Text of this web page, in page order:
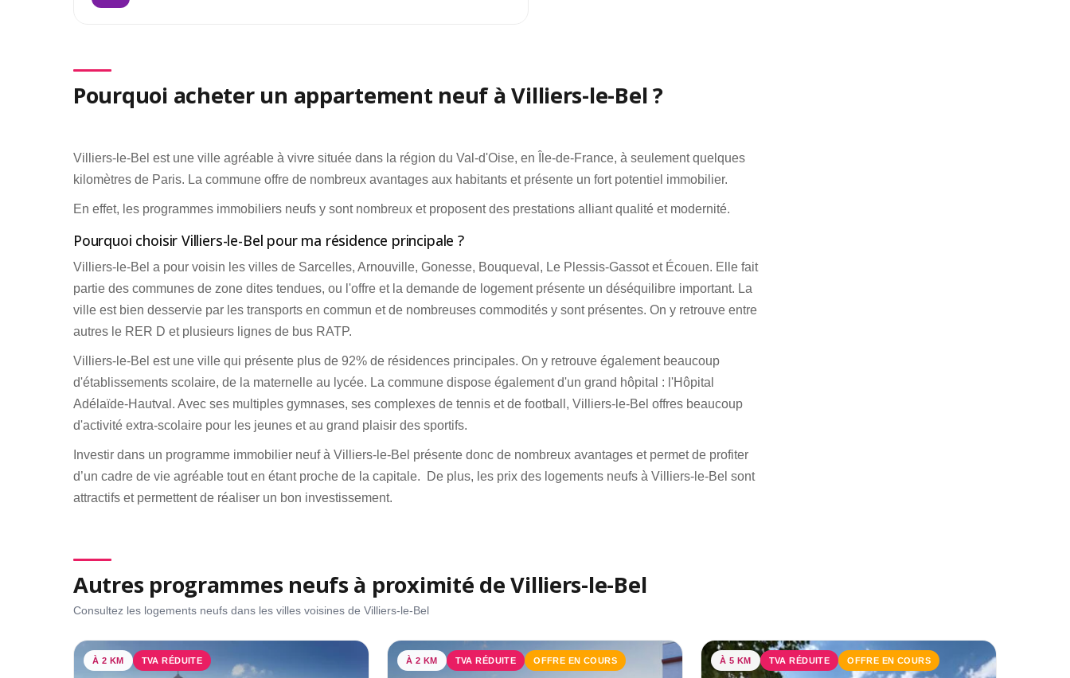
Pourquoi acheter un appartement neuf à Villiers-le-Bel ?
Villiers-le-Bel est une ville agréable à vivre située dans la région du Val-d'Oise, en Île-de-France, à seulement quelques
kilomètres de Paris. La commune offre de nombreux avantages aux habitants et présente un fort potentiel immobilier.
En effet, les programmes immobiliers neufs y sont nombreux et proposent des prestations alliant qualité et modernité.
Pourquoi choisir Villiers-le-Bel pour ma résidence principale ?
Villiers-le-Bel a pour voisin les villes de Sarcelles, Arnouville, Gonesse, Bouqueval, Le Plessis-Gassot et Écouen. Elle fait
partie des communes de zone dites tendues, ou l'offre et la demande de logement présente un déséquilibre important. La
ville est bien desservie par les transports en commun et de nombreuses commodités y sont présentes. On y retrouve entre
autres le RER D et plusieurs lignes de bus RATP.
Villiers-le-Bel est une ville qui présente plus de 92% de résidences principales. On y retrouve également beaucoup
d'établissements scolaire, de la maternelle au lycée. La commune dispose également d'un grand hôpital : l'Hôpital
Adélaïde-Hautval. Avec ses multiples gymnases, ses complexes de tennis et de football, Villiers-le-Bel offres beaucoup
d'activité extra-scolaire pour les jeunes et au grand plaisir des sportifs.
Investir dans un programme immobilier neuf à Villiers-le-Bel présente donc de nombreux avantages et permet de profiter
d’un cadre de vie agréable tout en étant proche de la capitale. De plus, les prix des logements neufs à Villiers-le-Bel sont
attractifs et permettent de réaliser un bon investissement.
Autres programmes neufs à proximité de Villiers-le-Bel
Consultez les logements neufs dans les villes voisines de Villiers-le-Bel
À 2 KM TVA RÉDUITE À 2 KM TVA RÉDUITE OFFRE EN COURS À 5 KM TVA RÉDUITE OFFRE EN COURS